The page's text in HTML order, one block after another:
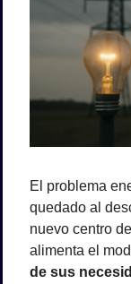
El problema
quedado al
nuevo centro
alimenta el
de sus